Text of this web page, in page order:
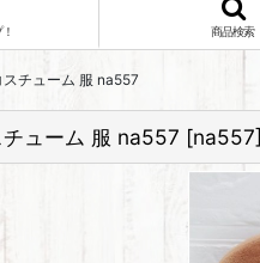
商品検索
スチューム 服 na557
チューム 服 na557 [na557]